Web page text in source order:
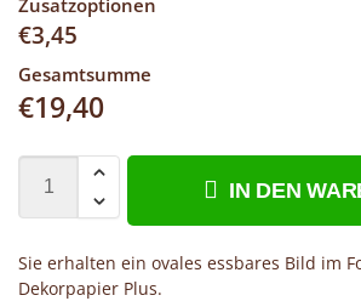
€3,45
Gesamtsumme
€19,40
IN DEN
Sie erhalten ein ovales essbares Bild im
Dekorpapier Plus.